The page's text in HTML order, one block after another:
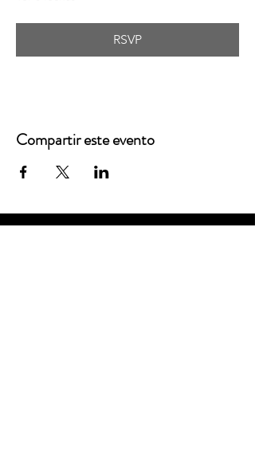
RSVP
Compartir este evento